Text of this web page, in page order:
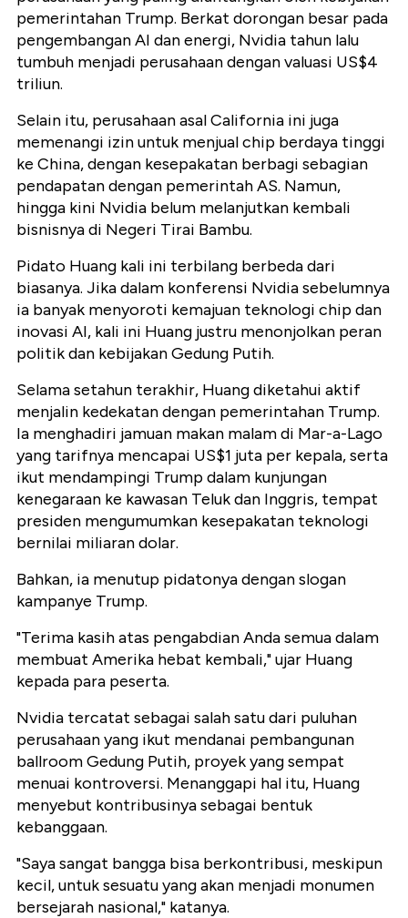
pemerintahan Trump. Berkat dorongan besar pada
pengembangan AI dan energi, Nvidia tahun lalu
tumbuh menjadi perusahaan dengan valuasi US$4
triliun.
Selain itu, perusahaan asal California ini juga
memenangi izin untuk menjual chip berdaya tinggi
ke China, dengan kesepakatan berbagi sebagian
pendapatan dengan pemerintah AS. Namun,
hingga kini Nvidia belum melanjutkan kembali
bisnisnya di Negeri Tirai Bambu.
Pidato Huang kali ini terbilang berbeda dari
biasanya. Jika dalam konferensi Nvidia sebelumnya
ia banyak menyoroti kemajuan teknologi chip dan
inovasi AI, kali ini Huang justru menonjolkan peran
politik dan kebijakan Gedung Putih.
Selama setahun terakhir, Huang diketahui aktif
menjalin kedekatan dengan pemerintahan Trump.
Ia menghadiri jamuan makan malam di Mar-a-Lago
yang tarifnya mencapai US$1 juta per kepala, serta
ikut mendampingi Trump dalam kunjungan
kenegaraan ke kawasan Teluk dan Inggris, tempat
presiden mengumumkan kesepakatan teknologi
bernilai miliaran dolar.
Bahkan, ia menutup pidatonya dengan slogan
kampanye Trump.
"Terima kasih atas pengabdian Anda semua dalam
membuat Amerika hebat kembali," ujar Huang
kepada para peserta.
Nvidia tercatat sebagai salah satu dari puluhan
perusahaan yang ikut mendanai pembangunan
ballroom Gedung Putih, proyek yang sempat
menuai kontroversi. Menanggapi hal itu, Huang
menyebut kontribusinya sebagai bentuk
kebanggaan.
"Saya sangat bangga bisa berkontribusi, meskipun
kecil, untuk sesuatu yang akan menjadi monumen
bersejarah nasional," katanya.